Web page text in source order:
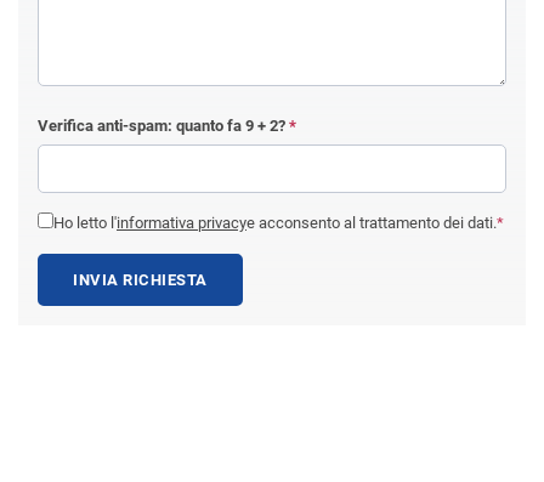
Verifica anti-spam: quanto fa 9 + 2? *
Ho letto l'informativa privacye acconsento al trattamento dei dati.*
INVIA RICHIESTA